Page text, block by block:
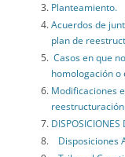
Planteamiento.
Acuerdos de
plan de
Casos en que
homologación o
Modificaciones
DISPOSICIONES
Disposiciones